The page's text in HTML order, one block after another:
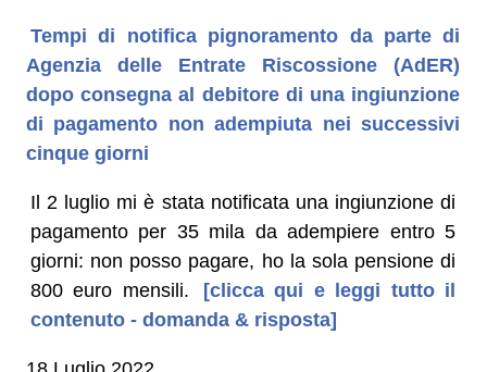
Tempi di notifica pignoramento da parte di
Agenzia delle Entrate Riscossione (AdER)
dopo consegna al debitore di una ingiunzione
di pagamento non adempiuta nei successivi
cinque giorni
Il 2 luglio mi è stata notificata una ingiunzione di
pagamento per 35 mila da adempiere entro 5
giorni: non posso pagare, ho la sola pensione di
800 euro mensili.
[clicca qui e leggi tutto il
contenuto - domanda & risposta]